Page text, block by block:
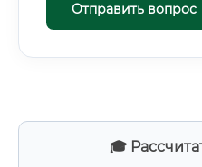
🎓
Отправить вопрос